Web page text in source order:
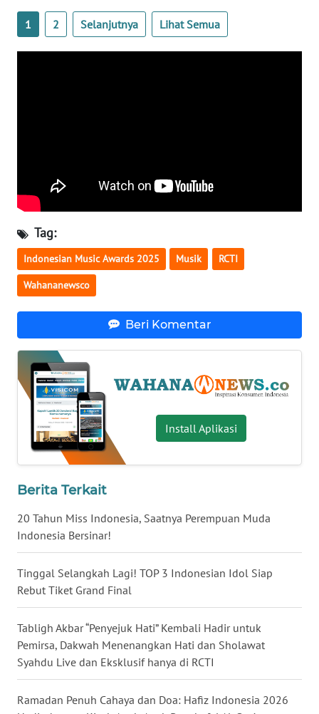
1 2 Selanjutnya Lihat Semua
Tag:
Indonesian Music Awards 2025 Musik RCTI
Wahananewsco
Beri Komentar
Install Aplikasi
Berita Terkait
20 Tahun Miss Indonesia, Saatnya Perempuan Muda
Indonesia Bersinar!
Tinggal Selangkah Lagi! TOP 3 Indonesian Idol Siap
Rebut Tiket Grand Final
Tabligh Akbar “Penyejuk Hati” Kembali Hadir untuk
Pemirsa, Dakwah Menenangkan Hati dan Sholawat
Syahdu Live dan Eksklusif hanya di RCTI
Ramadan Penuh Cahaya dan Doa: Hafiz Indonesia 2026
BABEL
WN
BENGKULU
WN
LAMPUNG
WN
JATENG
WN
NUSANTARA
WN
JOGJA
WN
WN
WN
KALTARA
WN